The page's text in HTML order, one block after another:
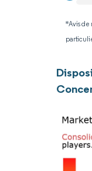
*Avis de